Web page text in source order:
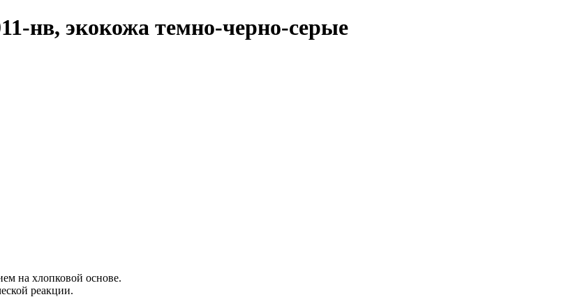
нв, экокожа темно-черно-серые
на хлопковой основе.
реакции.